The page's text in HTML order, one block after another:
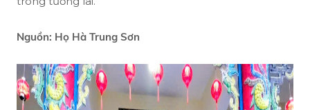
Nguồn: Họ Hà Trung Sơn